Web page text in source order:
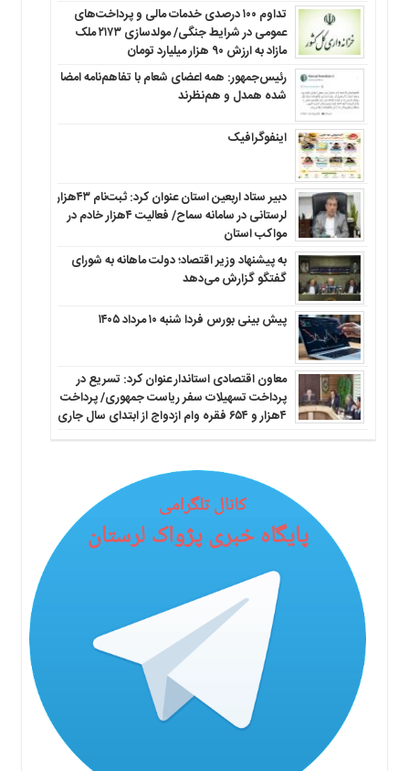
تداوم ۱۰۰ درصدی خدمات مالی و پرداخت‌های
عمومی در شرایط جنگی/ مولدسازی ۲۱۷۳ ملک
مازاد به ارزش ۹۰ هزار میلیارد تومان
رئیس‌جمهور: همه اعضای شعام با تفاهم‌نامه امضا
شده همدل و هم‌نظرند
اینفوگرافیک
دبیر ستاد اربعین استان عنوان کرد: ثبت‌نام ۴۳هزار
لرستانی در سامانه سماح/ فعالیت ۴هزار خادم در
مواکب استان
به پیشنهاد وزیر اقتصاد؛ دولت ماهانه به شورای
گفتگو گزارش می‌دهد
پیش بینی بورس فردا شنبه ۱۰ مرداد ۱۴۰۵
معاون اقتصادی استاندار عنوان کرد: تسریع در
پرداخت تسهیلات سفر ریاست جمهوری/ پرداخت
۴هزار و ۶۵۴ فقره وام ازدواج از ابتدای سال جاری